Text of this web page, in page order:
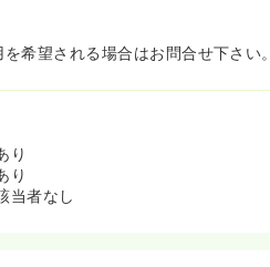
希望される場合はお問合せ下さい。
り
り
当者なし